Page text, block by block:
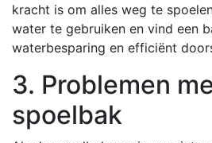
kracht is om alles weg te
water te gebruiken en vind een
waterbesparing en efficiënt
3. Problemen
spoelbak